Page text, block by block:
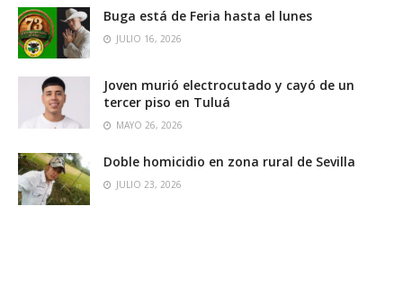
Buga está de Feria hasta el lunes
JULIO 16, 2026
Joven murió electrocutado y cayó de un
tercer piso en Tuluá
MAYO 26, 2026
Doble homicidio en zona rural de Sevilla
JULIO 23, 2026